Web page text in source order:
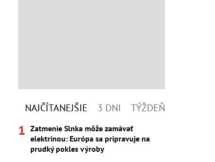
NAJČÍTANEJŠIE 3 DNI TÝŽDEŇ
Zatmenie Slnka môže zamávať
elektrinou: Európa sa pripravuje na
prudký pokles výroby